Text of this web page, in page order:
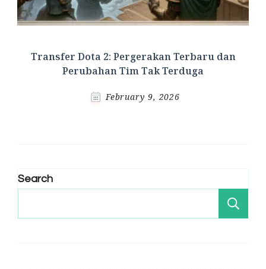
Transfer Dota 2: Pergerakan Terbaru dan
Perubahan Tim Tak Terduga
February 9, 2026
Search